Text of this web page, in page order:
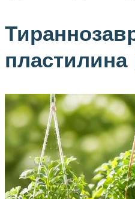
пластилина